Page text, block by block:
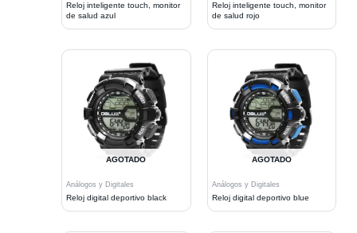
Reloj inteligente touch, monitor
de salud azul
Reloj inteligente touch, monitor
de salud rojo
AGOTADO
Análogos y Digitales
Reloj digital deportivo black
AGOTADO
Análogos y Digitales
Reloj digital deportivo blue